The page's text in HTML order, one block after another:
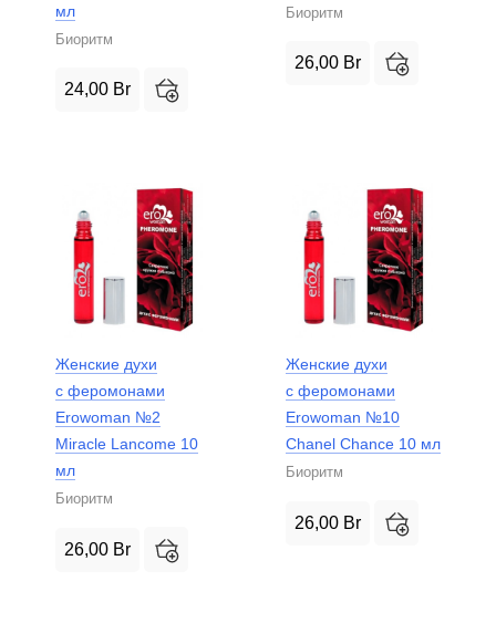
мл
Биоритм
24,00 Br
Биоритм
26,00 Br
Женские духи
с феромонами
Erowoman №2
Miracle Lancome 10
мл
Биоритм
26,00 Br
Женские духи
с феромонами
Erowoman №10
Chanel Chance 10 мл
Биоритм
26,00 Br